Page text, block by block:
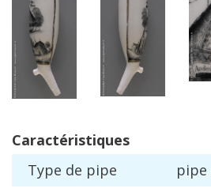
Caractéristiques
Type de pipe pipe